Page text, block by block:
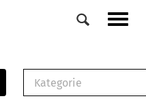
Veranstaltungen
Kategorie